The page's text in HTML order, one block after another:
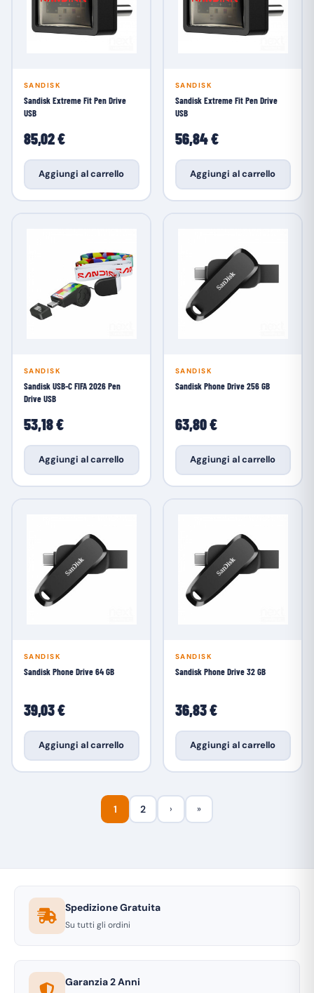
SANDISK
Sandisk Extreme Fit Pen Drive
USB
85,02 €
Aggiungi al carrello
SANDISK
Sandisk Extreme Fit Pen Drive
USB
56,84 €
Aggiungi al carrello
SANDISK
Sandisk USB-C FIFA 2026 Pen
Drive USB
53,18 €
Aggiungi al carrello
SANDISK
Sandisk Phone Drive 256 GB
63,80 €
Aggiungi al carrello
SANDISK
Sandisk Phone Drive 64 GB
39,03 €
Aggiungi al carrello
SANDISK
Sandisk Phone Drive 32 GB
36,83 €
Aggiungi al carrello
1 2 › »
Spedizione Gratuita
Su tutti gli ordini
Garanzia 2 Anni